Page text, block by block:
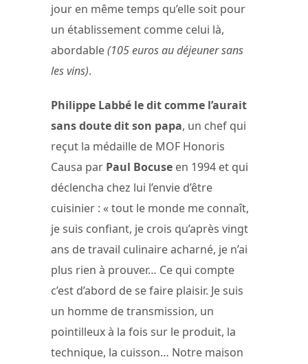
jour en même temps qu’elle soit pour
un établissement comme celui là,
abordable(105 euros au déjeuner sans
les vins).
Philippe Labbé le dit comme l’aurait
sans doute dit son papa, un chef qui
reçut la médaille de MOF Honoris
Causa par Paul Bocuse en 1994 et qui
déclencha chez lui l’envie d’être
cuisinier : « tout le monde me connaît,
je suis confiant, je crois qu’après vingt
ans de travail culinaire acharné, je n’ai
plus rien à prouver… Ce qui compte
c’est d’abord de se faire plaisir. Je suis
un homme de transmission, un
pointilleux à la fois sur le produit, la
technique, la cuisson… Notre maison